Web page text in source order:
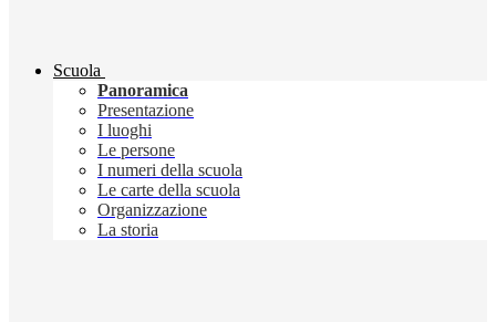
Scuola
Panoramica
Presentazione
I luoghi
Le persone
I numeri della scuola
Le carte della scuola
Organizzazione
La storia